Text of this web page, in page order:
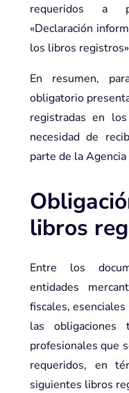
requeridos a
«Declaración
los libros
En resumen,
obligatorio
registradas en
necesidad de
parte de la
libros
Entre los
entidades
fiscales,
las obligaciones
profesionales que
requeridos, en
siguientes libros